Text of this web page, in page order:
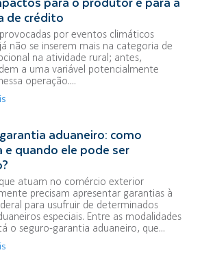
de crédito
por eventos climáticos
não se inserem mais na categoria de
na atividade rural; antes,
a uma variável potencialmente
operação....
aduaneiro: como
e quando ele pode ser
atuam no comércio exterior
precisam apresentar garantias à
para usufruir de determinados
especiais. Entre as modalidades
o seguro-garantia aduaneiro, que...